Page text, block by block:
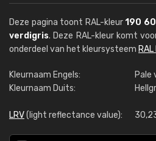
Deze pagina toont RAL-kleur190
verdigris. Deze RAL-kleur komt
onderdeel van het kleursysteem
Kleurnaam Engels:
Pale
Kleurnaam Duits:
LRV(light reflectance value):